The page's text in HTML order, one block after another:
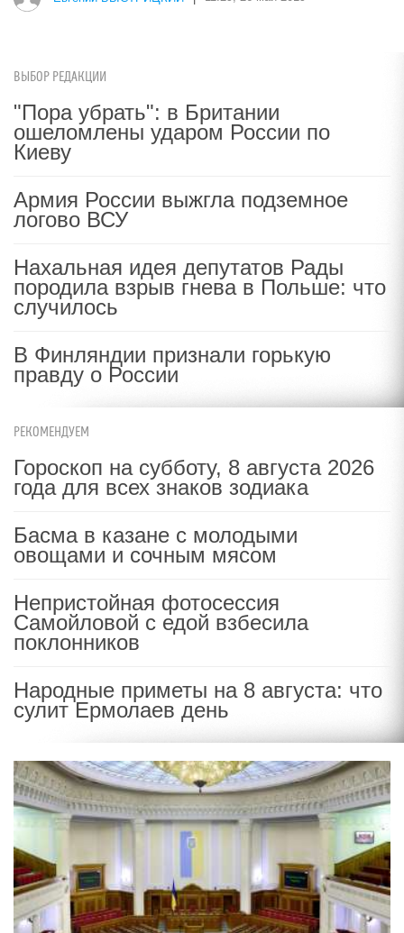
ВЫБОР РЕДАКЦИИ
"Пора убрать": в Британии
ошеломлены ударом России по
Киеву
Армия России выжгла подземное
логово ВСУ
Нахальная идея депутатов Рады
породила взрыв гнева в Польше: что
случилось
В Финляндии признали горькую
правду о России
РЕКОМЕНДУЕМ
Гороскоп на субботу, 8 августа 2026
года для всех знаков зодиака
Басма в казане с молодыми
овощами и сочным мясом
Непристойная фотосессия
Самойловой с едой взбесила
поклонников
Народные приметы на 8 августа: что
сулит Ермолаев день